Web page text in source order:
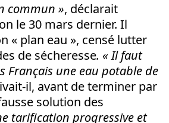
commun », déclarait
le 30 mars dernier. Il
« plan eau », censé lutter
de sécheresse. « Il faut
Français une eau potable de
il, avant de terminer par
solution des
tarification progressive et